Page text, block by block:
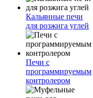
Кальянные печи
для розжига углей
Печи с
программируемым
контролером